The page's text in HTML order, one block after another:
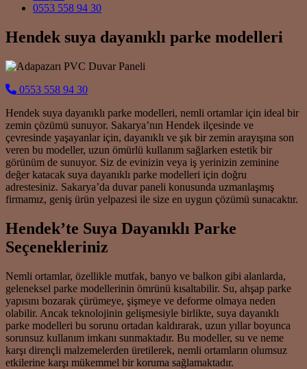
0553 558 94 30
Hendek suya dayanıklı parke modelleri
0553 558 94 30
Hendek suya dayanıklı parke modelleri, nemli ortamlar için ideal bir
zemin çözümü sunuyor. Sakarya’nın Hendek ilçesinde ve
çevresinde yaşayanlar için, dayanıklı ve şık bir zemin arayışına son
veren bu modeller, uzun ömürlü kullanım sağlarken estetik bir
görünüm de sunuyor. Siz de evinizin veya iş yerinizin zeminine
değer katacak suya dayanıklı parke modelleri için doğru
adrestesiniz. Sakarya’da duvar paneli konusunda uzmanlaşmış
firmamız, geniş ürün yelpazesi ile size en uygun çözümü sunacaktır.
Hendek’te Suya Dayanıklı Parke
Seçenekleriniz
Nemli ortamlar, özellikle mutfak, banyo ve balkon gibi alanlarda,
geleneksel parke modellerinin ömrünü kısaltabilir. Su, ahşap parke
yapısını bozarak çürümeye, şişmeye ve deforme olmaya neden
olabilir. Ancak teknolojinin gelişmesiyle birlikte, suya dayanıklı
parke modelleri bu sorunu ortadan kaldırarak, uzun yıllar boyunca
sorunsuz kullanım imkanı sunmaktadır. Bu modeller, su ve neme
karşı dirençli malzemelerden üretilerek, nemli ortamların olumsuz
etkilerine karşı mükemmel bir koruma sağlamaktadır.